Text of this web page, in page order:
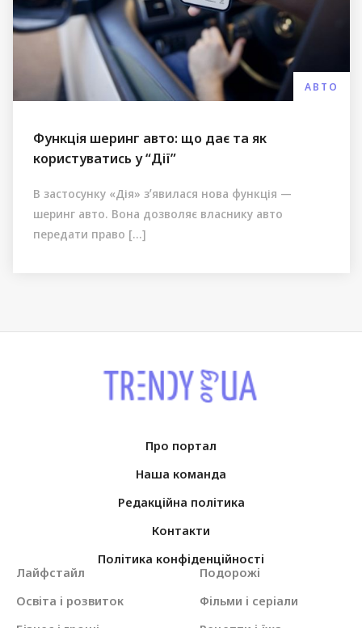
АВТО
Функція шеринг авто: що дає та як
користуватись у “Дії”
В застосунку «Дія» зʼявилася нова функція —
шеринг авто. Вона дозволяє власнику авто
передати право […]
Про портал
Наша команда
Редакційна політика
Контакти
Політика конфіденційності
Лайфстайл
Освіта і розвиток
Подорожі
Фільми і серіали